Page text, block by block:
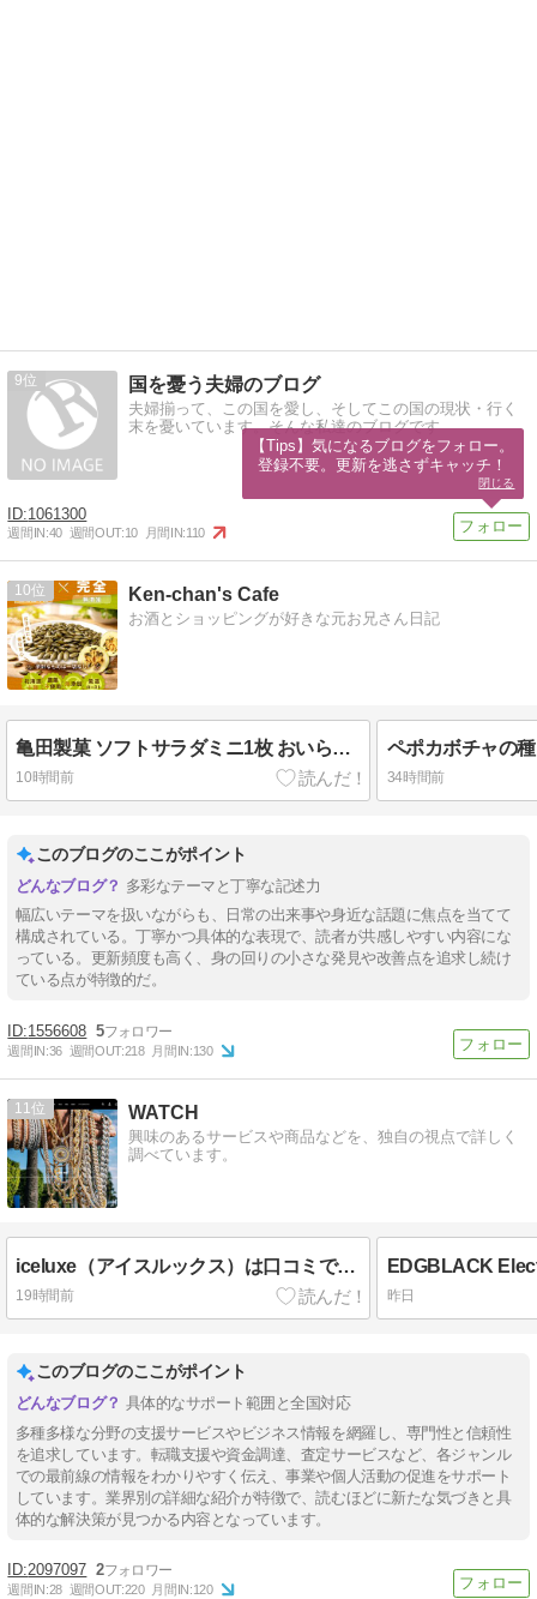
9 国を憂う夫婦のブログ
夫婦揃って、この国を愛し、そしてこの国の現状・行く
末を憂いています。そんな私達のブログです
1061300
週間IN:40 週間OUT:10 月間IN:110
10 Ken-chan's Cafe
お酒とショッピングが好きな元お兄さん日記
亀田製菓 ソフトサラダミニ1枚 おいらのおやつ
10時間前
ペポカボチャの
34時間前
このブログのここがポイント
多彩なテーマと丁寧な記述力
幅広いテーマを扱いながらも、日常の出来事や身近な話題に焦点を当てて
構成されている。丁寧かつ具体的な表現で、読者が共感しやすい内容にな
っている。更新頻度も高く、身の回りの小さな発見や改善点を追求し続け
ている点が特徴的だ。
1556608 5
週間IN:36 週間OUT:218 月間IN:130
11 WATCH
興味のあるサービスや商品などを、独自の視点で詳しく
調べています。
iceluxe（アイスルックス）は口コミでも評判？まわりの評価は？
19時間前 昨日
このブログのここがポイント
具体的なサポート範囲と全国対応
多種多様な分野の支援サービスやビジネス情報を網羅し、専門性と信頼性
を追求しています。転職支援や資金調達、査定サービスなど、各ジャンル
での最前線の情報をわかりやすく伝え、事業や個人活動の促進をサポート
しています。業界別の詳細な紹介が特徴で、読むほどに新たな気づきと具
体的な解決策が見つかる内容となっています。
2097097 2
週間IN:28 週間OUT:220 月間IN:120
【Tips】気になるブログをフォロー。
登録不要。更新を逃さずキャッチ！
閉じる